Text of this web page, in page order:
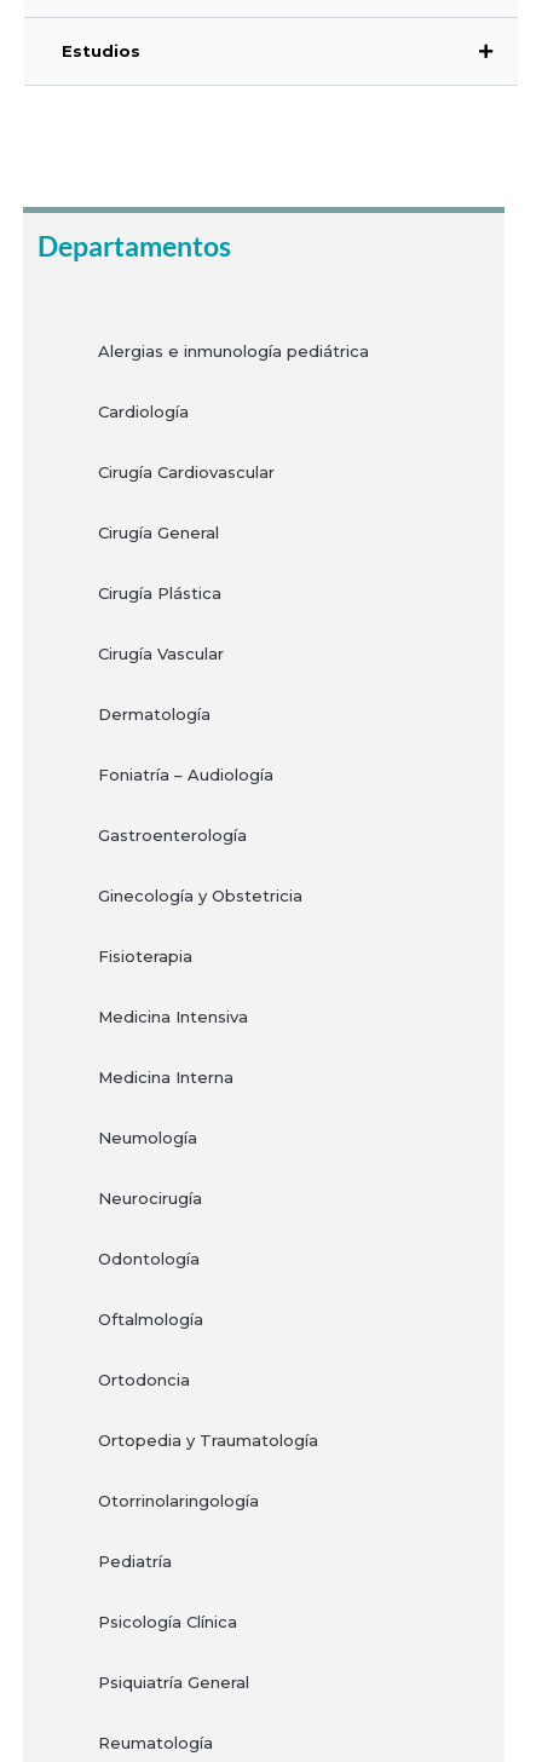
Estudios
Departamentos
Alergias e inmunología pediátrica
Cardiología
Cirugía Cardiovascular
Cirugía General
Cirugía Plástica
Cirugía Vascular
Dermatología
Foniatría – Audiología
Gastroenterología
Ginecología y Obstetricia
Fisioterapia
Medicina Intensiva
Medicina Interna
Neumología
Neurocirugía
Odontología
Oftalmología
Ortodoncia
Ortopedia y Traumatología
Otorrinolaringología
Pediatría
Psicología Clínica
Psiquiatría General
Reumatología